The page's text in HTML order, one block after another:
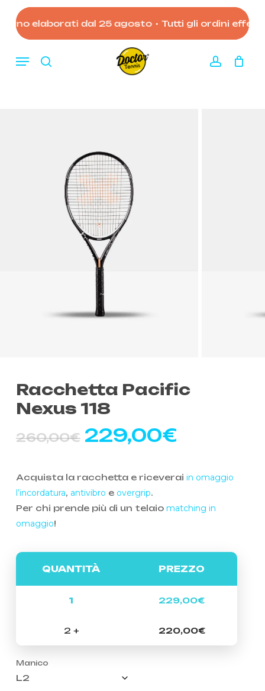
main
elaborati dal 25 agosto • Tutti gli ordini
search account
Menu
Carrello Close
Cart
Racchetta Pacific
Nexus 118
260,00€ Il
originale
era:
260,00€.
229,00€
attuale
è:
Acquista la racchetta e riceverai in omaggio
l’incordatura, antivibro e overgrip.
Per chi prende più di un telaio matching in
omaggio!
QUANTITÀ PREZZO
1 229,00€
2 + 220,00€
Manico